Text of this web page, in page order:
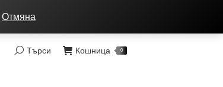
Search:
Търси Кошница 0
Отмяна